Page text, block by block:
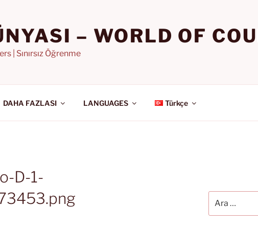
– WORLD OF
| Sınırsız Öğrenme
DAHA FAZLASI LANGUAGES Türkçe
D-1-